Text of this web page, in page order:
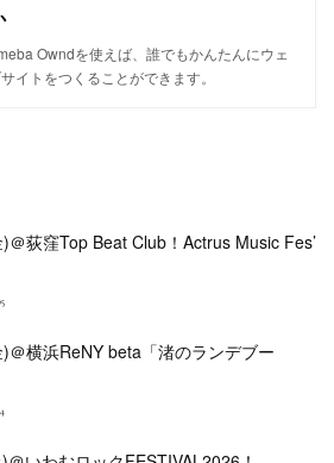
Owndを使えば、誰でもかんたんにウェ
イトをつくることができます。
＠荻窪Top Beat Club！Actrus Music Fes’
＠横浜ReNY beta「渚のランデブー